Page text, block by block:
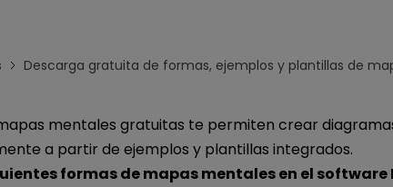
Descarga gratuita de formas, ejemplos y plantillas de
mentales gratuitas te permiten crear
a partir de ejemplos y plantillas integrados.
formas de mapas mentales en el software